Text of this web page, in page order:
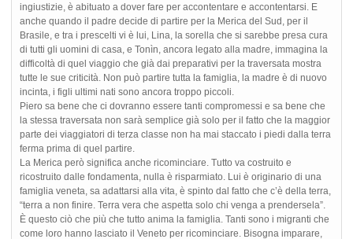
ingiustizie, è abituato a dover fare per accontentare e accontentarsi. E
anche quando il padre decide di partire per la Merica del Sud, per il
Brasile, e tra i prescelti vi è lui, Lina, la sorella che si sarebbe presa cura
di tutti gli uomini di casa, e Tonìn, ancora legato alla madre, immagina la
difficoltà di quel viaggio che già dai preparativi per la traversata mostra
tutte le sue criticità. Non può partire tutta la famiglia, la madre è di nuovo
incinta, i figli ultimi nati sono ancora troppo piccoli.
Piero sa bene che ci dovranno essere tanti compromessi e sa bene che
la stessa traversata non sarà semplice già solo per il fatto che la maggior
parte dei viaggiatori di terza classe non ha mai staccato i piedi dalla terra
ferma prima di quel partire.
La Merica però significa anche ricominciare. Tutto va costruito e
ricostruito dalle fondamenta, nulla è risparmiato. Lui è originario di una
famiglia veneta, sa adattarsi alla vita, è spinto dal fatto che c’è della terra,
“terra a non finire. Terra vera che aspetta solo chi venga a prendersela”.
È questo ciò che più che tutto anima la famiglia. Tanti sono i migranti che
come loro hanno lasciato il Veneto per ricominciare. Bisogna imparare,